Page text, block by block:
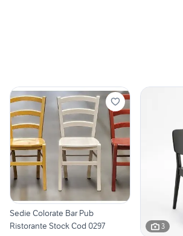
Sedie Colorate Bar Pub
Ristorante Stock Cod 0297
3